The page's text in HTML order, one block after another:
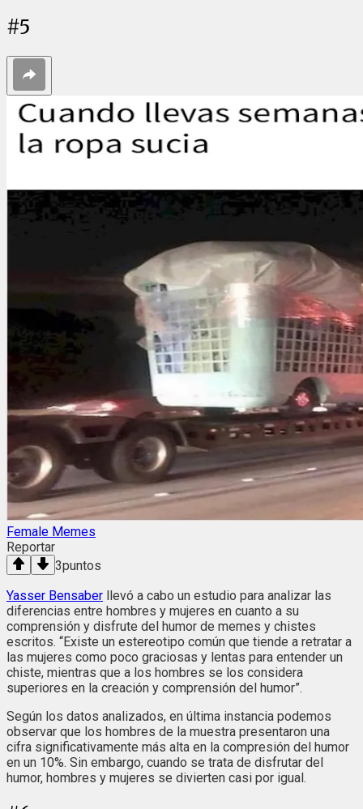
#5
Female Memes
Reportar
3puntos
Yasse r Bensaber llevó a cabo un estudio para analizar las
diferencias entre hombres y mujeres en cuanto a su
comprensión y disfrute del humor de memes y chistes
escritos. “Existe un estereotipo común que tiende a retratar a
las mujeres como poco graciosas y lentas para entender un
chiste, mientras que a los hombres se los considera
superiores en la creación y comprensión del humor”.
Según los datos analizados, en última instancia podemos
observar que los hombres de la muestra presentaron una
cifra significativamente más alta en la compresión del humor
en un 10%. Sin embargo, cuando se trata de disfrutar del
humor, hombres y mujeres se divierten casi por igual.